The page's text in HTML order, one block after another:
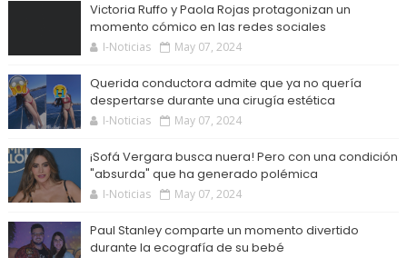
Victoria Ruffo y Paola Rojas protagonizan un
momento cómico en las redes sociales
I-Noticias May 07, 2024
Querida conductora admite que ya no quería
despertarse durante una cirugía estética
I-Noticias May 07, 2024
¡Sofá Vergara busca nuera! Pero con una condición
"absurda" que ha generado polémica
I-Noticias May 07, 2024
Paul Stanley comparte un momento divertido
durante la ecografía de su bebé